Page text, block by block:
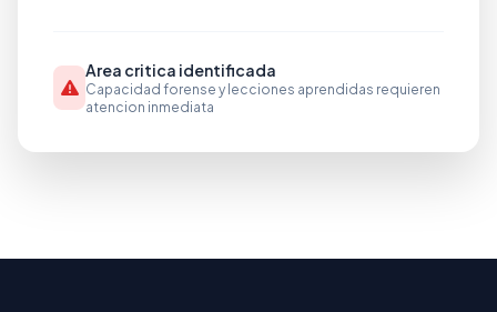
Area critica identificada
Capacidad forense y lecciones aprendidas requieren
atencion inmediata